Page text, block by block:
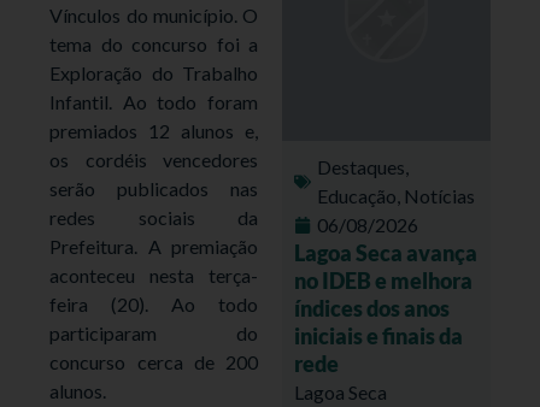
Vínculos do município. O
tema do concurso foi a
Exploração do Trabalho
Infantil. Ao todo foram
premiados 12 alunos e,
os cordéis vencedores
serão publicados nas
redes sociais da
Prefeitura. A premiação
aconteceu nesta terça-
feira (20). Ao todo
participaram do
concurso cerca de 200
alunos.
Destaques,
Educação, Notícias
06/08/2026
Lagoa Seca avança
no IDEB e melhora
índices dos anos
iniciais e finais da
rede
Lagoa Seca